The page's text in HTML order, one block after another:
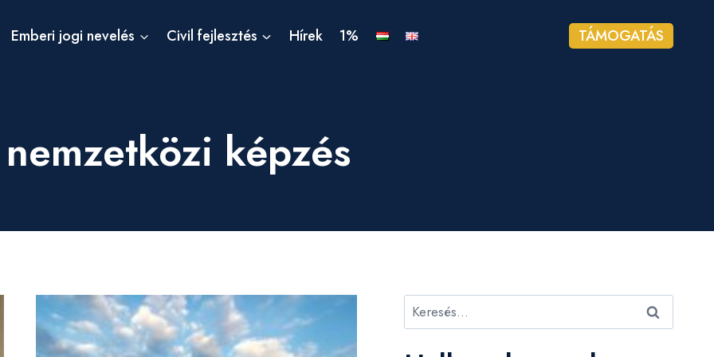
Emberi jogi nevelés Civil fejlesztés Hírek 1% TÁMOGATÁS
nemzetközi képzés
Keresés: